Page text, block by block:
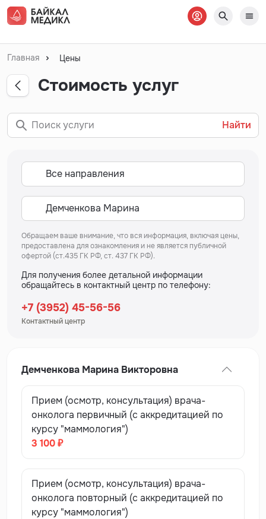
Главная Цены
Стоимость услуг
Найти
Обращаем ваше внимание, что вся информация, включая цены,
предоставлена для ознакомления и не является публичной
офертой (ст.435 ГК РФ, ст. 437 ГК РФ).
Для получения более детальной информации
обращайтесь в контактный центр по телефону:
+7 (3952) 45-56-56
Контактный центр
Демченкова Марина Викторовна
Прием (осмотр, консультация) врача-
онколога первичный (с аккредитацией по
курсу "маммология")
3 100 ₽
Прием (осмотр, консультация) врача-
онколога повторный (с аккредитацией по
курсу "маммология")